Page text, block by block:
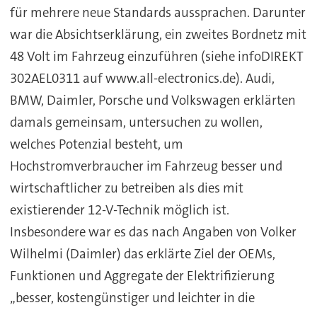
für mehrere neue Standards aussprachen. Darunter
war die Absichtserklärung, ein zweites Bordnetz mit
48 Volt im Fahrzeug einzuführen (siehe infoDIREKT
302AEL0311 auf www.all-electronics.de). Audi,
BMW, Daimler, Porsche und Volkswagen erklärten
damals gemeinsam, untersuchen zu wollen,
welches Potenzial besteht, um
Hochstromverbraucher im Fahrzeug besser und
wirtschaftlicher zu betreiben als dies mit
existierender 12-V-Technik möglich ist.
Insbesondere war es das nach Angaben von Volker
Wilhelmi (Daimler) das erklärte Ziel der OEMs,
Funktionen und Aggregate der Elektrifizierung
„besser, kostengünstiger und leichter in die